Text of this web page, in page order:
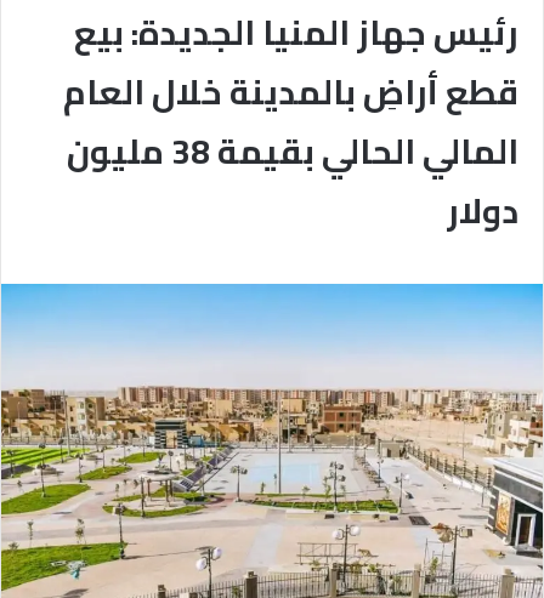
رئيس جهاز المنيا الجديدة: بيع
قطع أراضِ بالمدينة خلال العام
المالي الحالي بقيمة 38 مليون
دولار